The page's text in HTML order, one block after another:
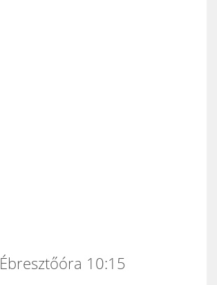
Ébresztőóra 10:15